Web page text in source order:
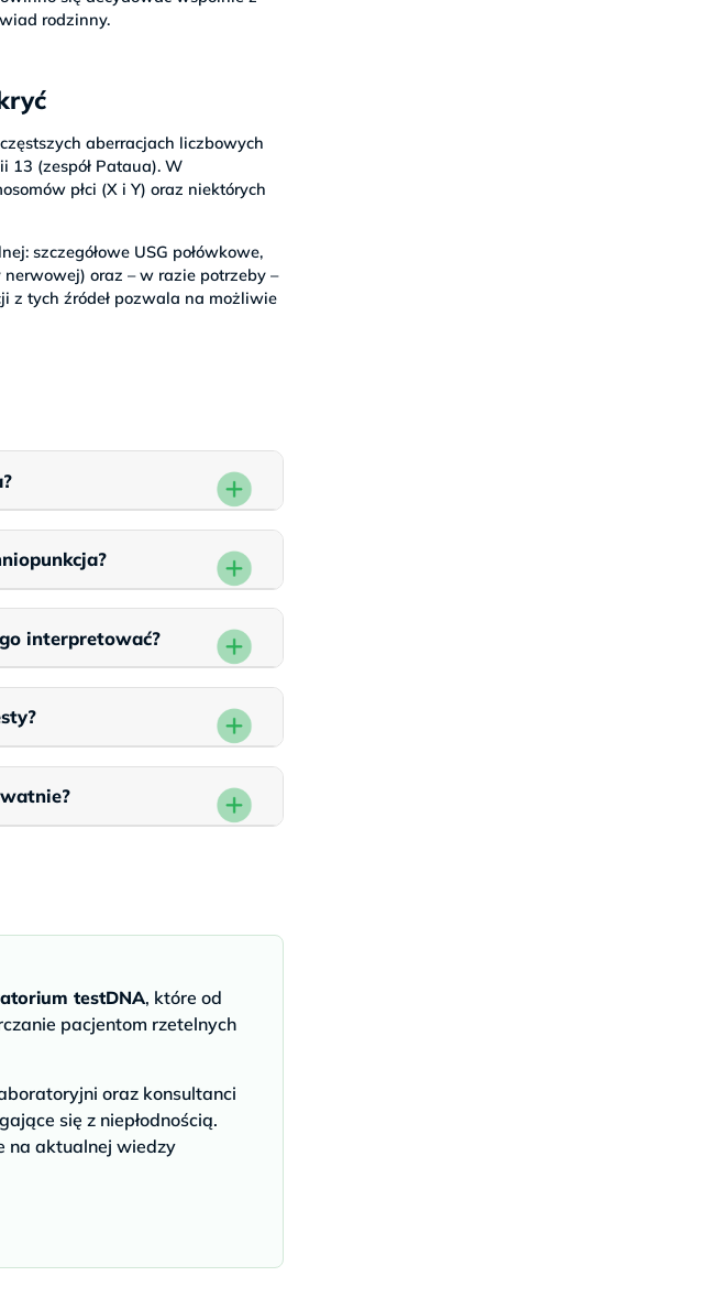
rodzinny.
aberracjach liczbowych
13 (zespół Pataua). W
płci (X i Y) oraz niektórych
szczegółowe USG połówkowe,
oraz – w razie potrzeby –
z tych źródeł pozwala na możliwie
interpretować?
testDNA, które od
pacjentom rzetelnych
oraz konsultanci
się z niepłodnością.
na aktualnej wiedzy